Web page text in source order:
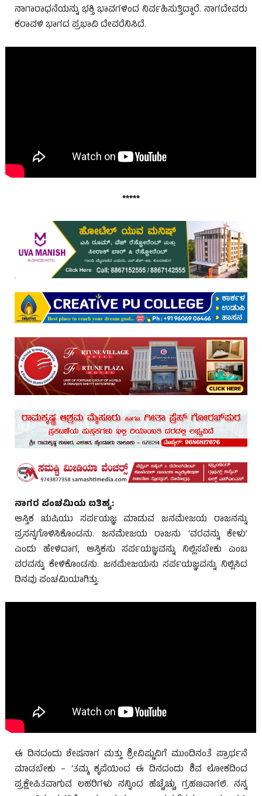
ನಾಗಾರಾಧನೆಯನ್ನು ಭಕ್ತಿ ಭಾವಗಳಿಂದ ನಿರ್ವಹಿಸುತ್ತಿದ್ದಾರೆ. ನಾಗದೇವರು
ಕರಾವಳಿ ಭಾಗದ ಪ್ರಭಾವಿ ದೇವರೆನಿಸಿದೆ.
*****
ನಾಗರ ಪಂಚಮಿಯ ಐತಿಹ್ಯ:
ಆಸ್ತಿಕ ಋಷಿಯು ಸರ್ಪಯಜ್ಞ ಮಾಡುವ ಜನಮೇಜಯ ರಾಜನನ್ನು
ಪ್ರಸನ್ನಗೊಳಿಸಿಕೊಂಡನು. ಜನಮೇಜಯ ರಾಜನು ‘ವರವನ್ನು ಕೇಳು’
ಎಂದು ಹೇಳಿದಾಗ, ಆಸ್ತಿಕನು ಸರ್ಪಯಜ್ಞವನ್ನು ನಿಲ್ಲಿಸಬೇಕು ಎಂಬ
ವರವನ್ನು ಕೇಳಿಕೊಂಡನು. ಜನಮೇಜಯನು ಸರ್ಪಯಜ್ಞವನ್ನು ನಿಲ್ಲಿಸಿದ
ದಿನವು ಪಂಚಮಿಯಾಗಿತ್ತು.
ಈ ದಿನದಂದು ಶೇಷನಾಗ ಮತ್ತು ಶ್ರೀವಿಷ್ಣುವಿಗೆ ಮುಂದಿನಂತೆ ಪ್ರಾರ್ಥನೆ
ಮಾಡಬೇಕು – ‘ತಮ್ಮ ಕೃಪೆಯಿಂದ ಈ ದಿನದಂದು ಶಿವ ಲೋಕದಿಂದ
ಪ್ರಕ್ಷೇಪಿತವಾಗುವ ಲಹರಿಗಳು ನನ್ನಿಂದ ಹೆಚ್ಚೆಚ್ಚು ಗ್ರಹಣವಾಗಲಿ. ನನ್ನ